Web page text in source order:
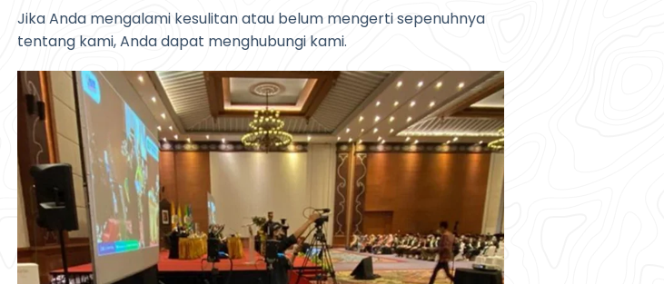
Jika Anda mengalami kesulitan atau belum mengerti sepenuhnya
tentang kami, Anda dapat menghubungi kami.